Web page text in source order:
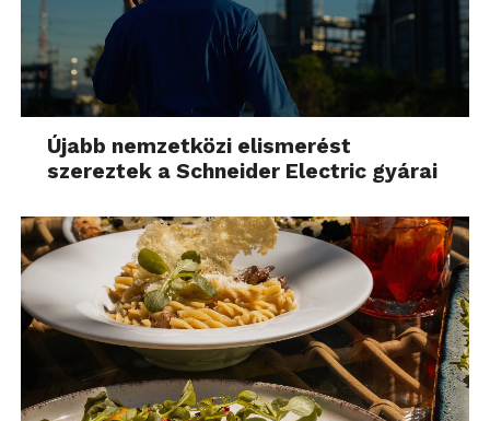
Újabb nemzetközi elismerést
szereztek a Schneider Electric gyárai